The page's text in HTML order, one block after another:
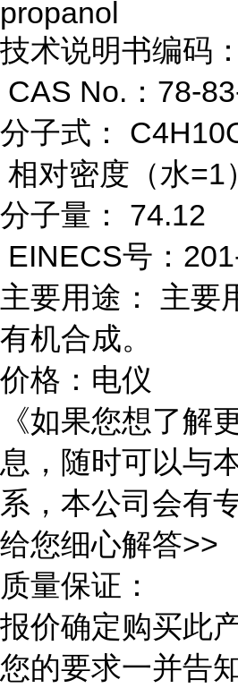
propanol
技术说明书
CAS No.：78-
分子式：
相对密度（水=1
分子量：
EINECS号：
主要用途： 主要
有机合成。
价格：电仪
《如果您想了解
息，随时可以与
系，本公司会有
给您细心解答>>
质量保证：
报价确定购买此
您的要求一并告